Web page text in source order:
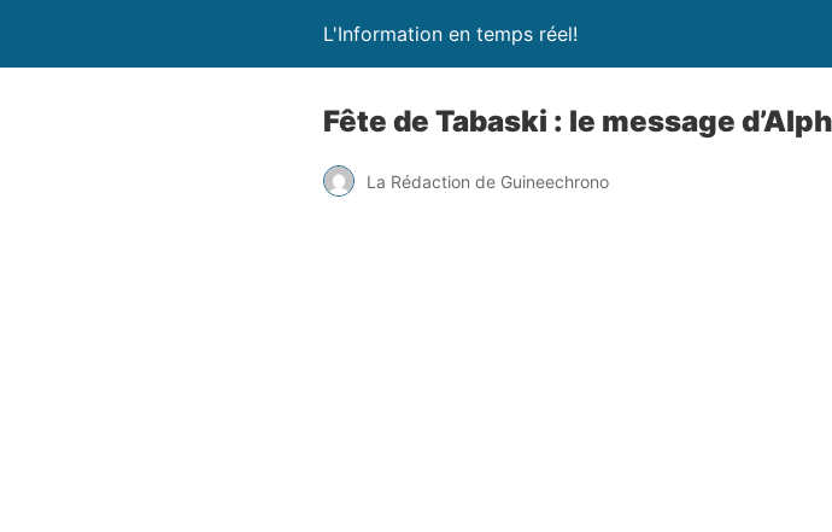
L'Information en temps réel!
Fête de Tabaski : le message
La Rédaction de Guineechrono